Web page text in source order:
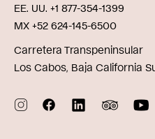
EE. UU. +1 877-354-1399
MX +52 624-145-6500
Carretera Transpeninsular
Los Cabos, Baja California